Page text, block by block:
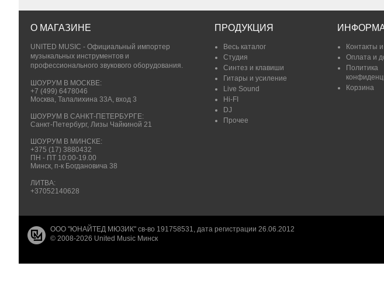
О МАГАЗИНЕ
UNITED MUSIC - Официальный импортер
музыкальных инструментов и
профессионального звукового оборудования.
ШОУРУМ В МОСКВЕ:
+7 (499) 6478046
Москва, Талалихина 33А, вход 3
ШОУРУМ В САНКТ-ПЕТЕРБУРГЕ:
Санкт-Петербург, Лизы Чайкиной 21
ШОУРУМ В МИНСКЕ:
+375 (17) 3880432
ПН - ПТ 10:00-19.00
Минск, п-к Богдановича 38
ЛИТВА:
+37052140628
ПРОДУКЦИЯ
Весь каталог
Студия
Синтез и клавиши
Гитары и усиление
Live Sound
Hi-FI
DJ
Прочее
Контакты
Оплата и
Политика
Корзина
ООО "ЮНАЙТЕД МЮЗИК" св-во 191758531, дата регистрации 26.06.2012
© 2008-2026 United Music Минск